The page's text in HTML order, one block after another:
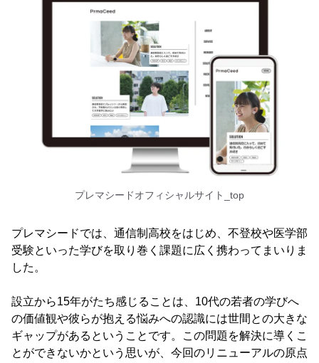
プレマシードオフィシャルサイト_top
プレマシードでは、通信制高校をはじめ、不登校や医学部
受験といった学びを取り巻く課題に広く携わってまいりま
した。
設立から15年がたち感じることは、10代の若者の学びへ
の価値観や彼らが抱える悩みへの認識には世間との大きな
ギャップがあるということです。この問題を解決に導くこ
とができないかという思いが、今回のリニューアルの原点